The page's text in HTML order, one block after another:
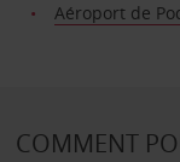
Aéroport de
COMMENT